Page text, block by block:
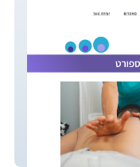
Shlomit sorek -